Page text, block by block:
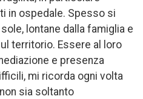
in ospedale. Spesso si
lontane dalla famiglia e
territorio. Essere al loro
e presenza
mi ricorda ogni volta
sia soltanto